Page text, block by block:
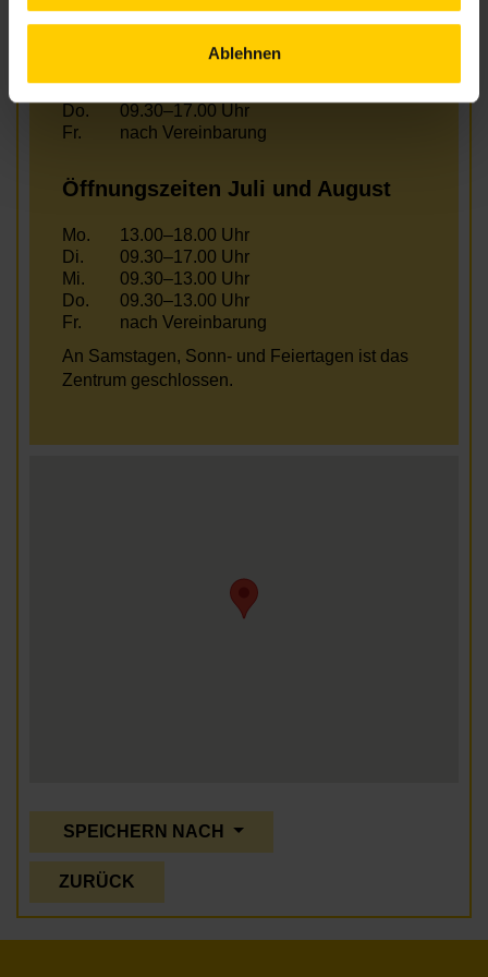
Ablehnen
13.00–18.00 Uhr
Mi.
13.00–18.00 Uhr
Do.
09.30–17.00 Uhr
Fr.
nach Vereinbarung
Öffnungszeiten Juli und August
Mo.
13.00–18.00 Uhr
Di.
09.30–17.00 Uhr
Mi.
09.30–13.00 Uhr
Do.
09.30–13.00 Uhr
Fr.
nach Vereinbarung
An Samstagen, Sonn- und Feiertagen ist das
Zentrum geschlossen.
SPEICHERN NACH
ZURÜCK